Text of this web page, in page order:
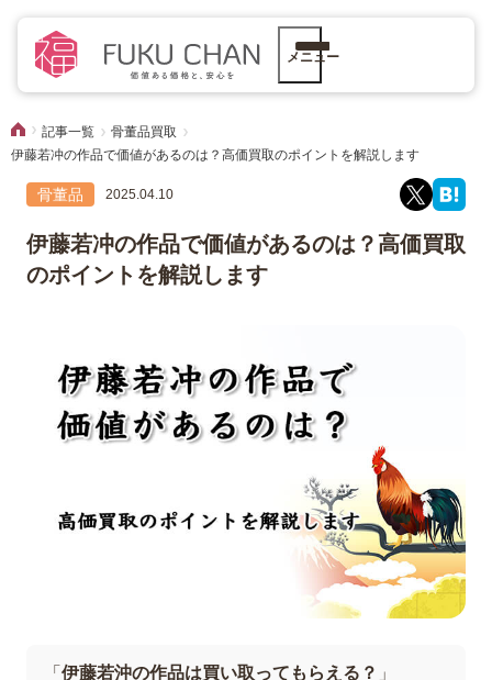
メニュー
記事一覧
骨董品買取
伊藤若冲の作品で価値があるのは？高価買取のポイントを解説します
骨董品 2025.04.10
伊藤若冲の作品で価値があるのは？高価買取
のポイントを解説します
「 伊藤若沖の作品は買い取ってもらえる？ 」